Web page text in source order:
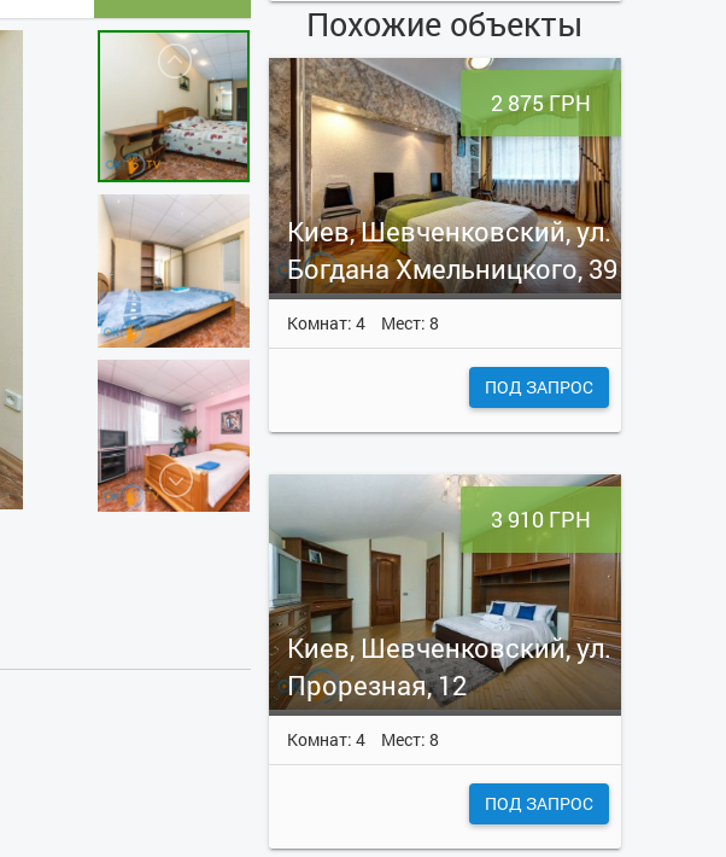
Похожие объекты
2 875 ГРН
Киев, Шевченковский, ул.
Богдана Хмельницкого, 39
Комнат: 4 Мест: 8
ПОД ЗАПРОС
3 910 ГРН
Киев, Шевченковский, ул.
Прорезная, 12
Комнат: 4 Мест: 8
ПОД ЗАПРОС